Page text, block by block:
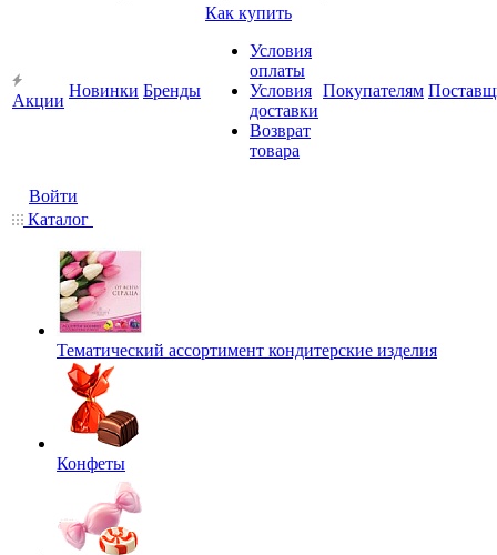
Акции
Новинки Бренды
Как купить
Условия
оплаты
Условия
доставки
Возврат
товара
Покупателям
Войти
Каталог
Тематический ассортимент кондитерские изделия
Конфеты